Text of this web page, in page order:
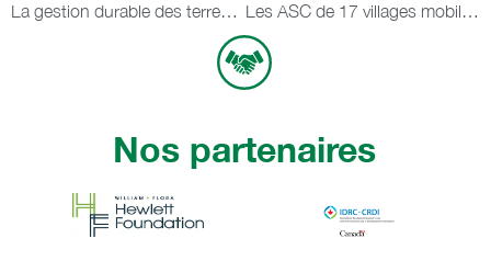
La gestion durable des terres dans le système de riziculture intensif dans le département de Podor à l’horizon 2035 : De la prospective pour éclairer l’action aujourd’hui Les ASC de 17 villages mobilisés contre la salinisation des terres à Loul Sessène : 15 ha de terres reboisées en 24h
Nos partenaires